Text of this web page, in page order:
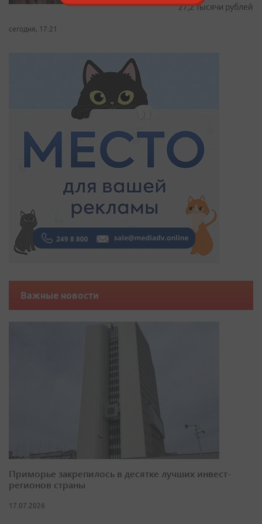
27,2 тысячи рублей
сегодня, 17:21
Важные новости
Приморье закрепилось в десятке лучших инвест-
регионов страны
17.07.2026